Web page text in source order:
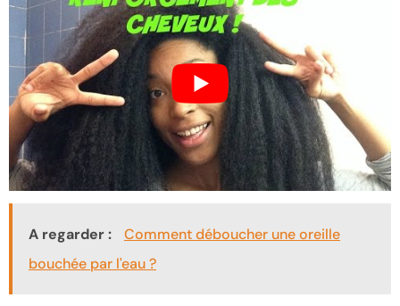
A regarder :
Comment déboucher une oreille
bouchée par l'eau ?